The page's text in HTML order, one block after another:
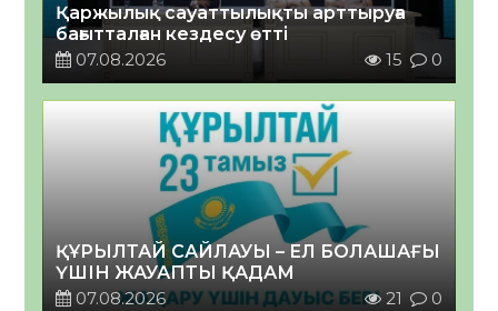
Қаржылық сауаттылықты арттыруға
бағытталған кездесу өтті
07.08.2026
15 0
ҚҰРЫЛТАЙ САЙЛАУЫ – ЕЛ БОЛАШАҒЫ
ҮШІН ЖАУАПТЫ ҚАДАМ
07.08.2026
21 0